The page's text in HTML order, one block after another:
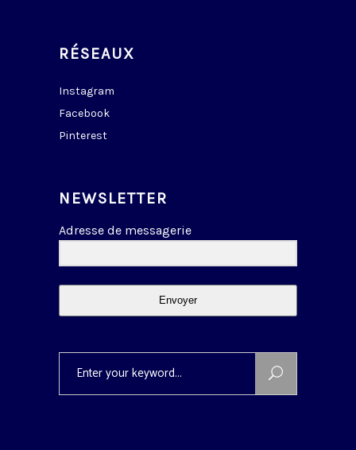
RÉSEAUX
Instagram
Facebook
Pinterest
NEWSLETTER
Adresse de messagerie
Envoyer
for: